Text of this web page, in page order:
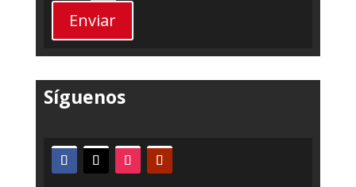
Enviar
Síguenos